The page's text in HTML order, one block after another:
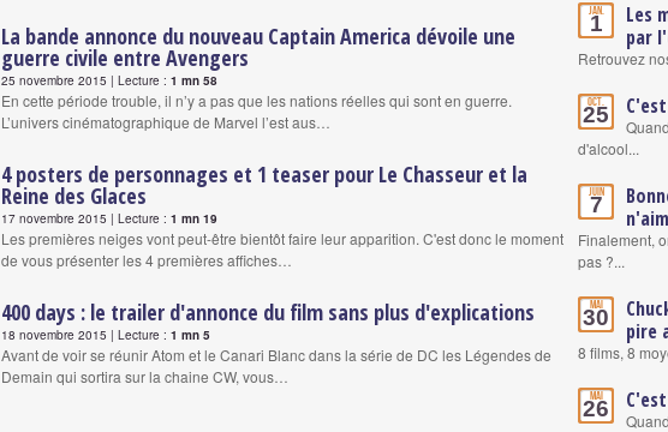
La bande annonce du nouveau Captain America dévoile une
guerre civile entre Avengers
25 novembre 2015 | Lecture : 1 mn 58
En cette période trouble, il n’y a pas que les nations réelles qui sont en guerre.
L’univers cinématographique de Marvel l’est aus…
4 posters de personnages et 1 teaser pour Le Chasseur et la
Reine des Glaces
17 novembre 2015 | Lecture : 1 mn 19
Les premières neiges vont peut-être bientôt faire leur apparition. C'est donc le moment
de vous présenter les 4 premières affiches…
400 days : le trailer d'annonce du film sans plus d'explications
18 novembre 2015 | Lecture : 1 mn 5
Avant de voir se réunir Atom et le Canari Blanc dans la série de DC les Légendes de
Demain qui sortira sur la chaine CW, vous…
Jan.
1
Les
par
Retrouvez
Oct.
25
d'alcool...
Juin
7
Finalement,
pas ?...
Mai
30
pire
8 films, 8
Mai
26